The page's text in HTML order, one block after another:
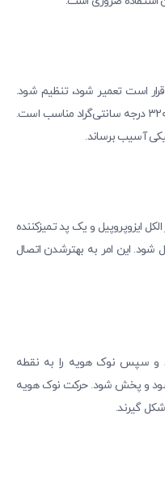
است تعمیر شود، تنظیم شود.
برای اکثر قطعات موبایل، دمای بین ۲۸۰ تا ۳۲۰ درجه سانتی‌گراد مناسب است.
آسیب برساند.
ایزوپروپیل و یک پد تمیزکننده
شود. این امر به بهترشدن اتصال
و سپس نوک هویه را به نقطه
شود و پخش شود. حرکت نوک هویه
گیرند.